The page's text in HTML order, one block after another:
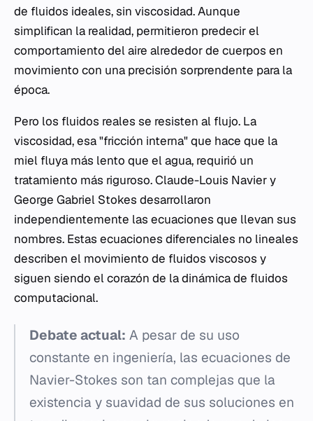
de fluidos ideales, sin viscosidad. Aunque
simplifican la realidad, permitieron predecir el
comportamiento del aire alrededor de cuerpos en
movimiento con una precisión sorprendente para la
época.
Pero los fluidos reales se resisten al flujo. La
viscosidad, esa "fricción interna" que hace que la
miel fluya más lento que el agua, requirió un
tratamiento más riguroso. Claude-Louis Navier y
George Gabriel Stokes desarrollaron
independientemente las ecuaciones que llevan sus
nombres. Estas ecuaciones diferenciales no lineales
describen el movimiento de fluidos viscosos y
siguen siendo el corazón de la dinámica de fluidos
computacional.
Debate actual: A pesar de su uso
constante en ingeniería, las ecuaciones de
Navier-Stokes son tan complejas que la
existencia y suavidad de sus soluciones en